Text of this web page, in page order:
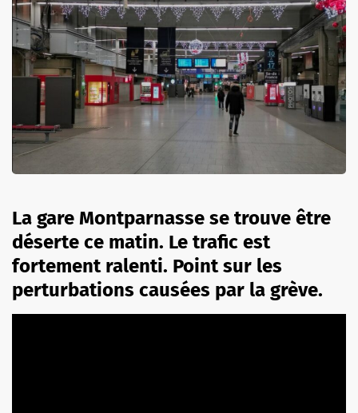
La gare Montparnasse se trouve être
déserte ce matin. Le trafic est
fortement ralenti. Point sur les
perturbations causées par la grève.